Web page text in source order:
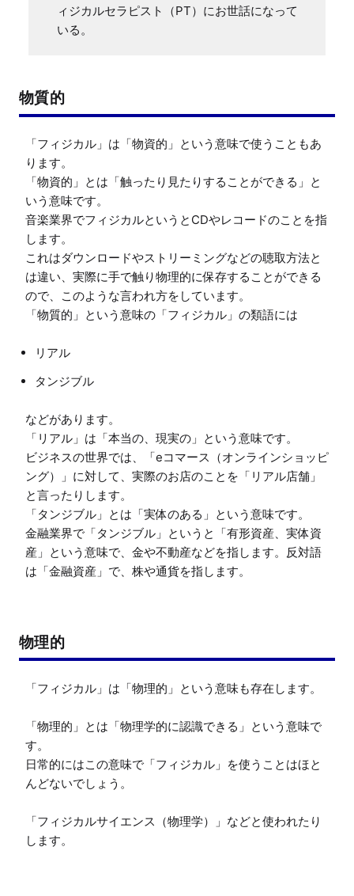
ィジカルセラピスト（PT）にお世話になって
いる。
物質的
「フィジカル」は「物資的」という意味で使うこともあ
ります。
「物資的」とは「触ったり見たりすることができる」と
いう意味です。
音楽業界でフィジカルというとCDやレコードのことを指
します。
これはダウンロードやストリーミングなどの聴取方法と
は違い、実際に手で触り物理的に保存することができる
ので、このような言われ方をしています。
リアル
タンジブル
などがあります。
「リアル」は「本当の、現実の」という意味です。
ビジネスの世界では、「eコマース（オンラインショッピ
ング）」に対して、実際のお店のことを「リアル店舗」
と言ったりします。
「タンジブル」とは「実体のある」という意味です。
金融業界で「タンジブル」というと「有形資産、実体資
産」という意味で、金や不動産などを指します。反対語
物理的
「フィジカル」は「物理的」という意味も存在します。
「物理的」とは「物理学的に認識できる」という意味で
す。
日常的にはこの意味で「フィジカル」を使うことはほと
んどないでしょう。
「フィジカルサイエンス（物理学）」などと使われたり
します。